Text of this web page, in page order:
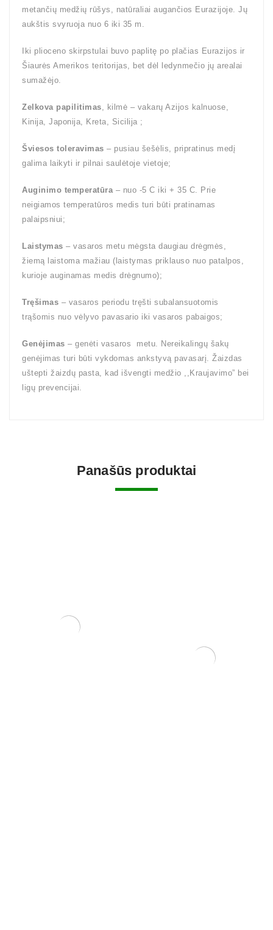
metančių medžių rūšys, natūraliai augančios Eurazijoje. Jų
aukštis svyruoja nuo 6 iki 35 m.
Iki plioceno skirpstulai buvo paplitę po plačias Eurazijos ir
Šiaurės Amerikos teritorijas, bet dėl ledynmečio jų arealai
sumažėjo.
Zelkova papilitimas, kilmė – vakarų Azijos kalnuose,
Kinija, Japonija, Kreta, Sicilija ;
Šviesos toleravimas – pusiau šešėlis, pripratinus medį
galima laikyti ir pilnai saulėtoje vietoje;
Auginimo temperatūra– nuo -5 C iki + 35 C. Prie
neigiamos temperatūros medis turi būti pratinamas
palaipsniui;
Laistymas – vasaros metu mėgsta daugiau drėgmės,
žiemą laistoma mažiau (laistymas priklauso nuo patalpos,
kurioje auginamas medis drėgnumo);
Tręšimas – vasaros periodu tręšti subalansuotomis
trąšomis nuo vėlyvo pavasario iki vasaros pabaigos;
Genėjimas – genėti vasaros metu. Nereikalingų šakų
genėjimas turi būti vykdomas ankstyvą pavasarį. Žaizdas
uštepti žaizdų pasta, kad išvengti medžio ,,Kraujavimo” bei
ligų prevencijai.
Panašūs produktai
Grunto semtuvas plastikinis